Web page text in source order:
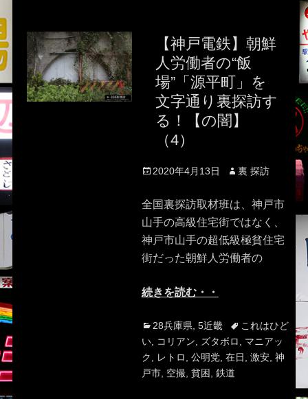
【神戸電鉄】朝鮮
人労働者の“飯
場”「源平町」を
文字通り裏探訪す
る！【の闇】
（4）
Posted
2020年4月13日 Author
裏 探訪
全国裏探訪取材班は、神戸市
山手の高級住宅街ではなく、
神戸市山手の超低級極貧住宅
街だった朝鮮人労働者の
続きを読む・・
Categories
28兵庫県 5近畿 Tagsこれはひど
い, コリアン ズタボロ
マニアッ
ク
レトロ 公明党, 在日 激安, 神
戸市, 空撮, 貧困 鉄道